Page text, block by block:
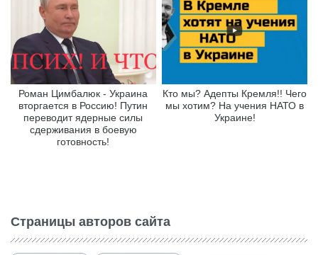
Роман Цимбалюк - Украина
вторгается в Россию! Путин
переводит ядерные силы
сдерживания в боевую
готовность!
Кто мы? Адепты Кремля!! Чего
мы хотим? На учения НАТО в
Украине!
Страницы авторов сайта